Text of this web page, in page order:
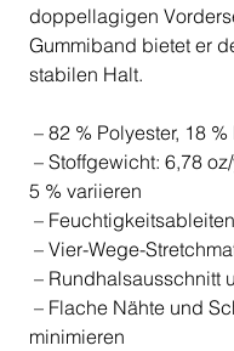
doppellagigen
Gummiband bietet er
stabilen Halt.
– 82 % Polyester, 18
– Stoffgewicht: 6,78
5 % variieren
–
– Vier-Wege-
– Rundhalsausschnitt
– Flache Nähte und
minimieren